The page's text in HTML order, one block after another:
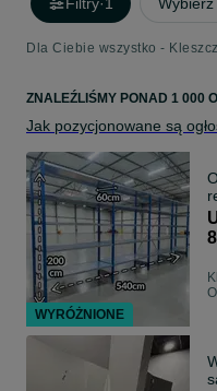
Dla Ciebie wszystko -
ZNALEŹLIŚMY PONAD 1 000
Jak pozycjonowane są
WYRÓŻNIONE